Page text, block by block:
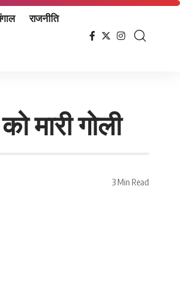
राजनीति
मारी गोली
3 Min Read